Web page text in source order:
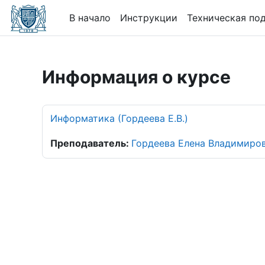
Перейти к основному содержанию
В начало
Инструкции Техническая
Информация о курсе
Информатика (Гордеева Е.В.)
Преподаватель: Гордеева Елена